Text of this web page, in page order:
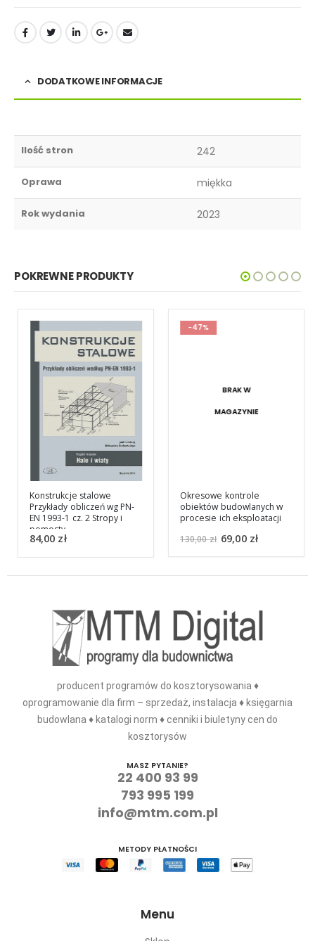
DODATKOWE INFORMACJE
Ilość stron 242
Oprawa miękka
Rok wydania 2023
POKREWNE PRODUKTY
Konstrukcje stalowe
Przykłady obliczeń wg PN-
EN 1993-1 cz. 2 Stropy i
pomosty
84,00zł
-47%
BRAK W
MAGAZYNIE
Okresowe kontrole
obiektów budowlanych w
procesie ich eksploatacji
130,00zł 69,00zł
producent programów do kosztorysowania ♦
oprogramowanie dla firm – sprzedaż, instalacja ♦ księgarnia
budowlana ♦ katalogi norm ♦ cenniki i biuletyny cen do
kosztorysów
MASZ PYTANIE?
22 400 93 99
793 995 199
info@mtm.com.pl
METODY PŁATNOŚCI
Menu